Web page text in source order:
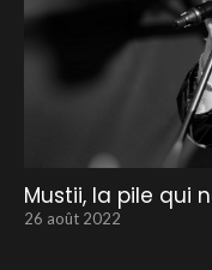
Mustii, la pile qui
26 août 2022